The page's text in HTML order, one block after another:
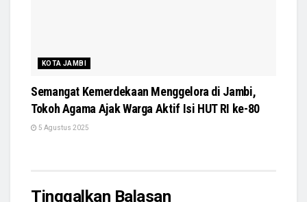
KOTA JAMBI
Semangat Kemerdekaan Menggelora di Jambi,
Tokoh Agama Ajak Warga Aktif Isi HUT RI ke-80
5 Agustus 2025
Tinggalkan Balasan